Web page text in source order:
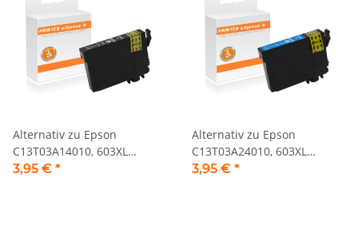
Alternativ zu Epson
C13T03A14010, 603XL
Tintenpatrone schwarz
3,95 € *
Alternativ zu Epson
C13T03A24010, 603XL
Tintenpatrone cyan
3,95 € *